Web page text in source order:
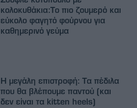
κολοκυθάκια:Το πιο ζουμερό και
εύκολο φαγητό φούρνου για
καθημερινό γεύμα
Η μεγάλη επιστροφή: Τα πέδιλα
που θα βλέπουμε παντού (και
δεν είναι τα kitten heels)